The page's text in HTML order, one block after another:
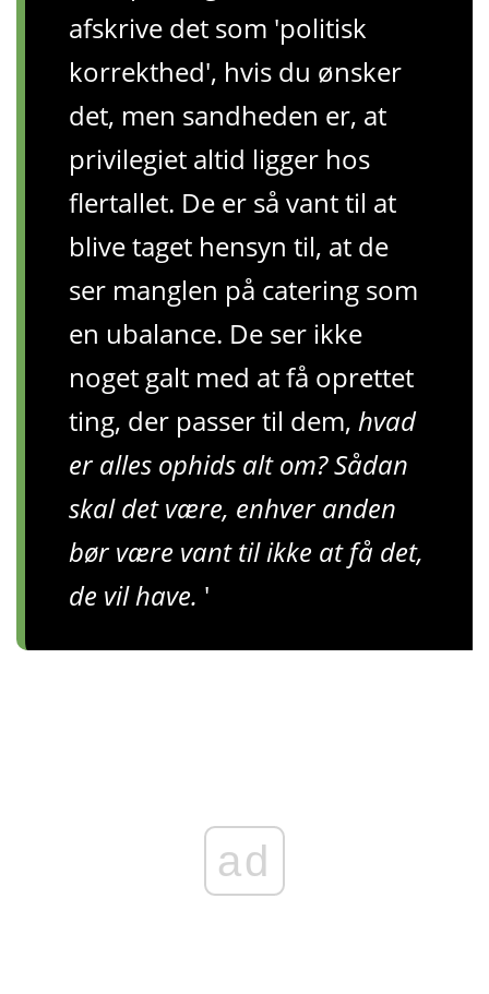
afskrive det som 'politisk
korrekthed', hvis du ønsker
det, men sandheden er, at
privilegiet altid ligger hos
flertallet. De er så vant til at
blive taget hensyn til, at de
ser manglen på catering som
en ubalance. De ser ikke
noget galt med at få oprettet
ting, der passer til dem, hvad
er alles ophids alt om? Sådan
skal det være, enhver anden
bør være vant til ikke at få det,
de vil have. '
ad